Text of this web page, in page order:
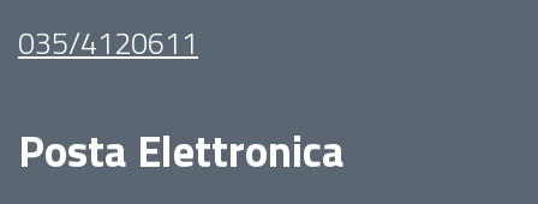
035/4120611
Posta Elettronica